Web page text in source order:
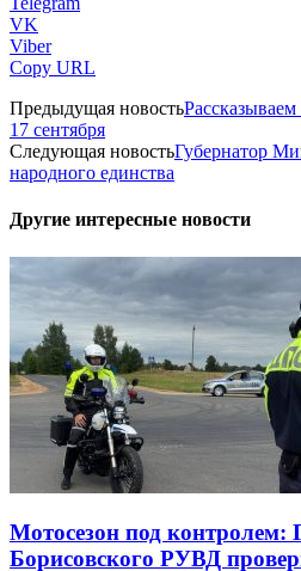
VK
Viber
Copy URL
Предыдущая новость
17 сентября
Следующая новостьГубернатор
народного единства
Другие интересные новости
Мотосезон под контролем:
Борисовского РУВД